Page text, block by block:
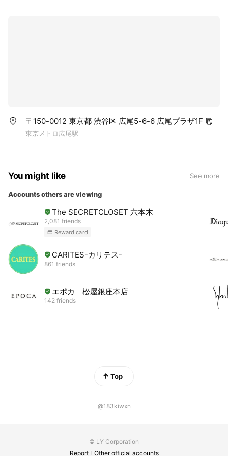
〒150-0012 東京都 渋谷区 広尾5-6-6 広尾プラザ1F
東京メトロ広尾駅
You might like See more
Accounts others are viewing
The SECRETCLOSET 六本木
2,081 friends
Reward card
CARITES-カリテス-
861 friends
エポカ 松屋銀座本店
142 friends
Top
@183kiwxn
© LY Corporation
Report
Other official accounts